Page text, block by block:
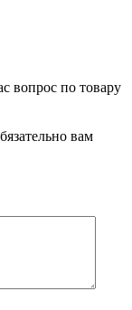
вопрос по товару
вам